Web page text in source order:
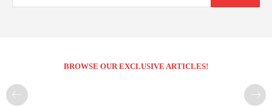
BROWSE OUR EXCLUSIVE ARTICLES!